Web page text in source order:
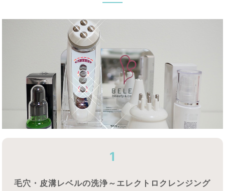
1
毛穴・皮溝レベルの洗浄～エレクトロクレンジング